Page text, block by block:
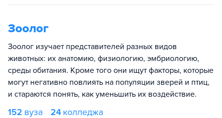
Зоолог
Зоолог изучает представителей разных видов
животных: их анатомию, физиологию, эмбриологию,
среды обитания. Кроме того они ищут факторы, которые
могут негативно повлиять на популяции зверей и птиц,
и стараются понять, как уменьшить их воздействие.
152 вуза 24 колледжа